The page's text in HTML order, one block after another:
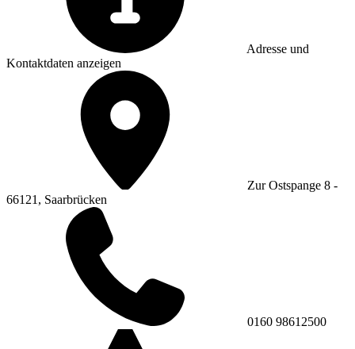
Adresse und
Kontaktdaten anzeigen
Zur Ostspange 8 -
66121, Saarbrücken
0160 98612500